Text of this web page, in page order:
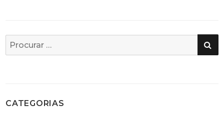
Busca
por:
CATEGORIAS